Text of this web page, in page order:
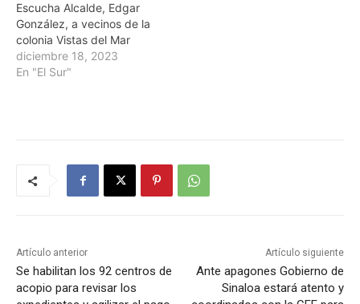
Escucha Alcalde, Edgar
González, a vecinos de la
colonia Vistas del Mar
diciembre 18, 2023
En "El Sur"
Artículo anterior
Se habilitan los 92 centros de
acopio para revisar los
Artículo siguiente
Ante apagones Gobierno de
Sinaloa estará atento y